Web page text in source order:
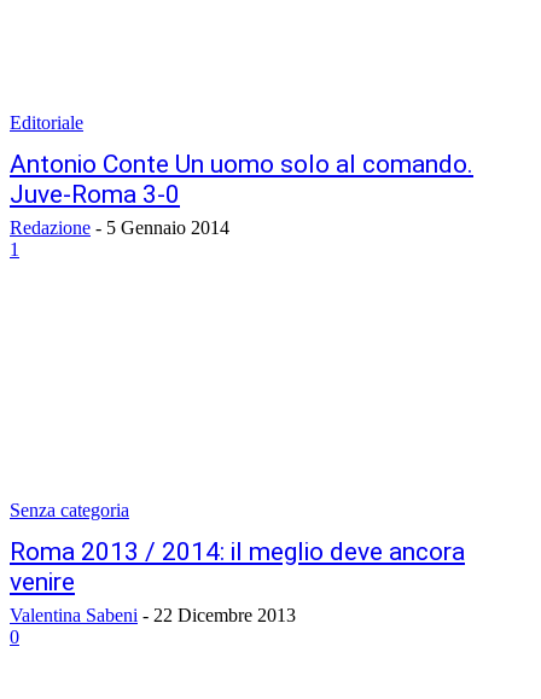
Editoriale
Antonio Conte Un uomo solo al comando.
Juve-Roma 3-0
Redazione - 5 Gennaio 2014
1
Senza categoria
Roma 2013 / 2014: il meglio deve ancora
venire
Valentina Sabeni - 22 Dicembre 2013
0